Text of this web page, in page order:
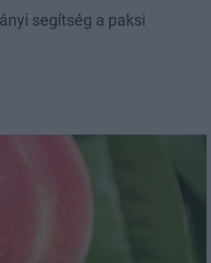
segítség a paksi